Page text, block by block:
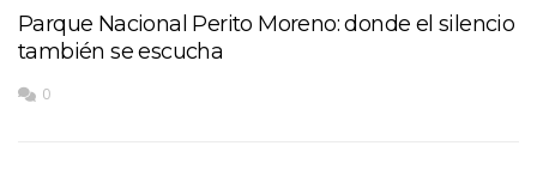
Parque Nacional Perito Moreno: donde el silencio
también se escucha
0